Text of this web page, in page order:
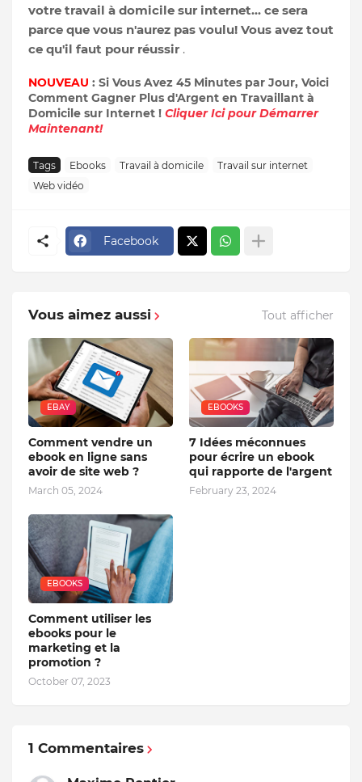
votre travail à domicile sur internet... ce sera
parce que vous n'aurez pas voulu! Vous avez tout
ce qu'il faut pour réussir .
NOUVEAU : Si Vous Avez 45 Minutes par Jour, Voici
Comment Gagner Plus d'Argent en Travaillant à
Domicile sur Internet ! Cliquer Ici pour Démarrer
Maintenant!
Tags Ebooks Travail à domicile
Travail sur internet
Web vidéo
Facebook
Vous aimez aussi Tout afficher
EBAY
Comment vendre un
ebook en ligne sans
avoir de site web ?
March 05, 2024
EBOOKS
7 Idées méconnues
pour écrire un ebook
qui rapporte de l'argent
February 23, 2024
EBOOKS
Comment utiliser les
ebooks pour le
marketing et la
promotion ?
October 07, 2023
1 Commentaires